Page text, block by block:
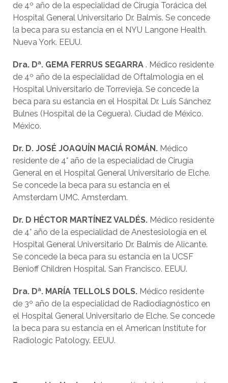
de 4º año de la especialidad de Cirugía Torácica del
Hospital General Universitario Dr. Balmis. Se concede
la beca para su estancia en el NYU Langone Health.
Nueva York. EEUU.
Dra. Dª. GEMA FERRUS SEGARRA . Médico residente
de 4º año de la especialidad de Oftalmología en el
Hospital Universitario de Torrevieja. Se concede la
beca para su estancia en el Hospital Dr. Luis Sánchez
Bulnes (Hospital de la Ceguera). Ciudad de México.
México.
Dr. D. JOSÉ JOAQUÍN MACIÁ ROMÁN. Médico
residente de 4° año de la especialidad de Cirugía
General en el Hospital General Universitario de Elche.
Se concede la beca para su estancia en el
Amsterdam UMC. Amsterdam.
Dr. D HÉCTOR MARTÍNEZ VALDÉS. Médico residente
de 4° año de la especialidad de Anestesiología en el
Hospital General Universitario Dr. Balmis de Alicante.
Se concede la beca para su estancia en la UCSF
Benioff Children Hospital. San Francisco. EEUU.
Dra. Dª. MARÍA TELLOLS DOLS. Médico residente
de 3º año de la especialidad de Radiodiagnóstico en
el Hospital General Universitario de Elche. Se concede
la beca para su estancia en el American lnstitute for
Radiologic Patology. EEUU.